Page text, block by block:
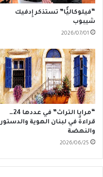
“فيلوكاليًّا” تستذكر إِدفيك
شيبوب
2026/07/01
“مرايا التراث” في عددها 24…
قراءةٌ في لبنان الهوية والدستور
والنهضة
2026/06/25